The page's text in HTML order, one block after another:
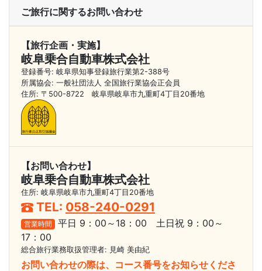
ご旅行に関するお問い合わせ
【旅行企画・実施】
岐阜乗合自動車株式会社
登録番号: 岐阜県知事登録旅行業第2-388号
所属協会: 一般社団法人 全国旅行業協会正会員
住所: 〒500-8722 岐阜県岐阜市九重町4丁目20番地
【お問い合わせ】
岐阜乗合自動車株式会社
住所: 岐阜県岐阜市九重町4丁目20番地
TEL: 058-240-0291
営業時間
平日 9：00～18：00 土日祝 9：00～
17：00
総合旅行業務取扱管理者: 見崎 美由紀
お問い合わせの際は、コース番号をお知らせくださ